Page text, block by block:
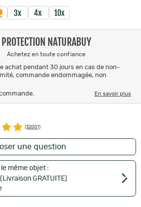
PROTECTION NATURABUY
Achetez en toute confiance
achat pendant 30 jours en cas de non-
commande endommagée, non
En savoir plus
(32001)
une question
même objet :
(Livraison GRATUITE)